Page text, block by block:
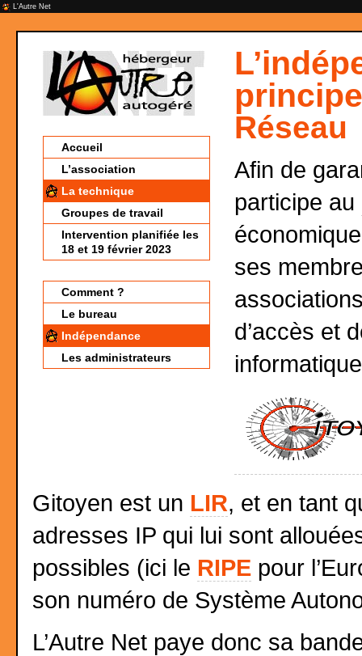
L'Autre Net
Accueil
L’association
La technique
Groupes de travail
Intervention planifiée les
18 et 19 février 2023
Comment ?
Le bureau
Indépendance
Les administrateurs
Réseau
Afin de
participe au
ses
d’accès et
Gitoyen est un LIR, et en tant
adresses IP qui lui sont
possibles (ici le RIPE pour
son numéro de Système
L’Autre Net paye donc sa